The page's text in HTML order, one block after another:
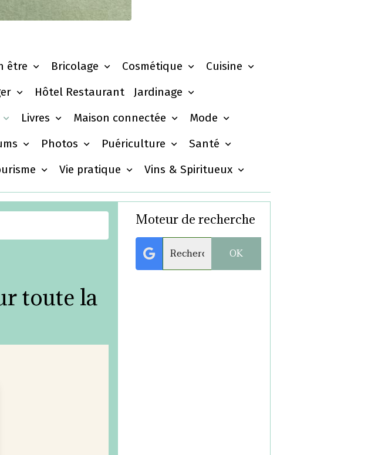
être Bricolage Cosmétique
Cuisine
Hôtel Restaurant
Jardinage
Livres Maison connectée
Mode
Photos Puériculture
Santé
Vie pratique Vins & Spiritueux
toute la
Moteur de recherche
OK